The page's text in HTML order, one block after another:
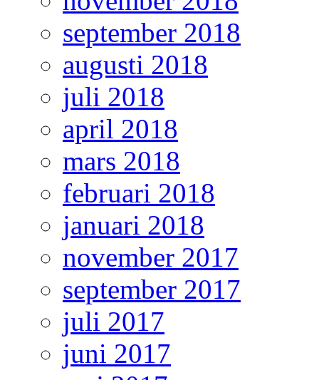
september 2018
augusti 2018
juli 2018
april 2018
mars 2018
februari 2018
januari 2018
november 2017
september 2017
juli 2017
juni 2017